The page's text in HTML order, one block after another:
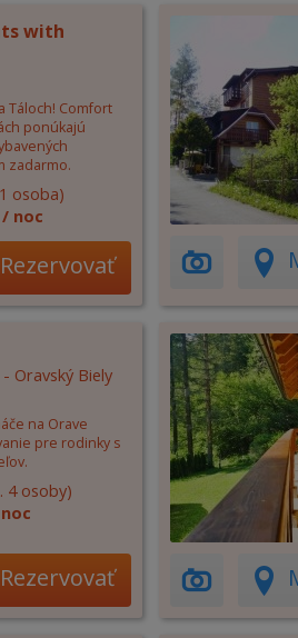
with
Táloch! Comfort
ponúkajú
zadarmo.
osoba)
noc
Rezervovať
Oravský Biely
na Orave
pre rodinky s
4 osoby)
Rezervovať